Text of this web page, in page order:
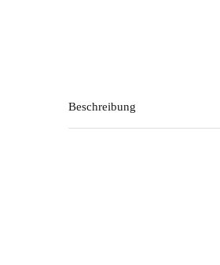
Beschreibung